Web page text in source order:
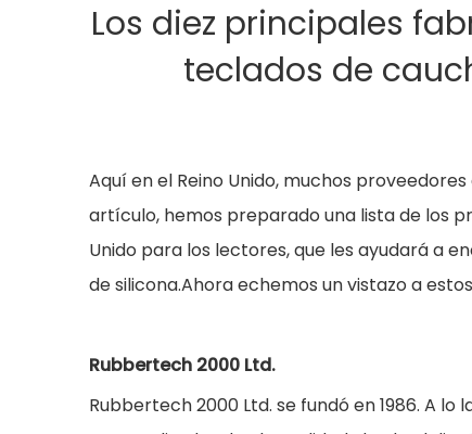
Los diez principales
teclados de
Aquí en el Reino Unido, muchos
artículo, hemos preparado una lista de los
Unido para los lectores, que les ayudará a
de silicona.Ahora echemos un vistazo a
Rubbertech 2000 Ltd.
Rubbertech 2000 Ltd. se fundó en 1986. A